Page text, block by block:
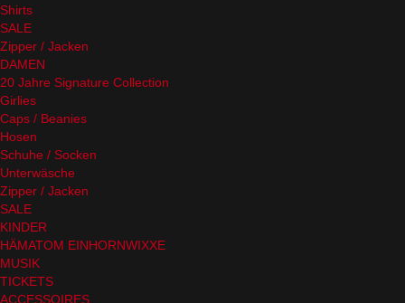
Shirts
SALE
Zipper / Jacken
DAMEN
20 Jahre Signature Collection
Girlies
Caps / Beanies
Hosen
Schuhe / Socken
Unterwäsche
Zipper / Jacken
SALE
KINDER
HÄMATOM EINHORNWIXXE
MUSIK
TICKETS
ACCESSOIRES